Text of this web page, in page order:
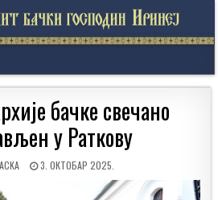
бачке свечано
у Раткову
PUBLISHED
3. ОКТОБАР 2025.